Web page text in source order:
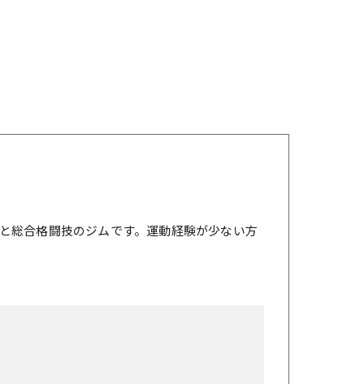
総合格闘技のジムです。運動経験が少ない方